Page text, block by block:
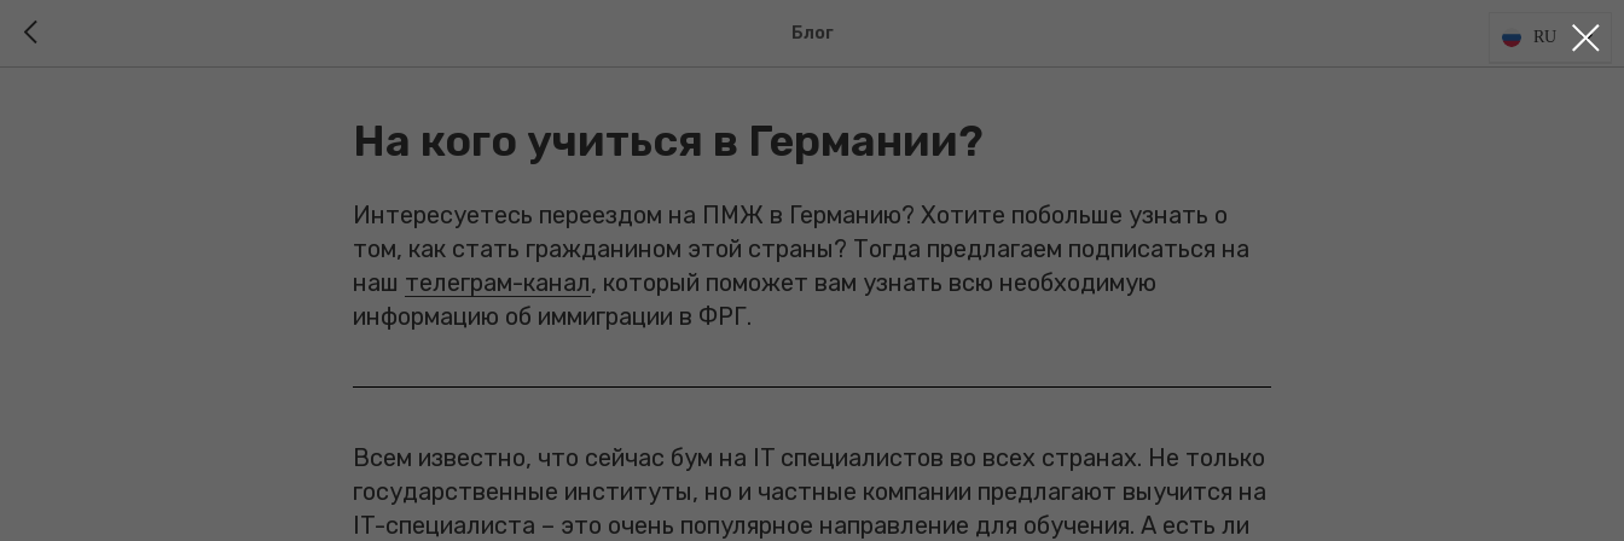
Блог
На кого учиться в Германии?
Интересуетесь переездом на ПМЖ в Германию? Хотите побольше узнать о
том, как стать гражданином этой страны? Тогда предлагаем подписаться на
наш телеграм-канал, который поможет вам узнать всю необходимую
информацию об иммиграции в ФРГ.
Всем известно, что сейчас бум на IT специалистов во всех странах. Не только
государственные институты, но и частные компании предлагают выучится на
IT-специалиста – это очень популярное направление для обучения. А есть ли
RU